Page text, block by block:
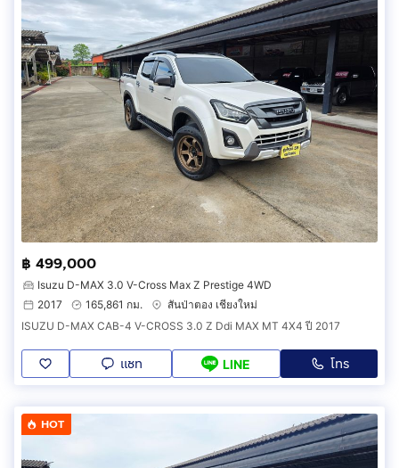
฿ 499,000
Isuzu D-MAX 3.0 V-Cross Max Z Prestige 4WD
2017
165,861 กม.
สันป่าตอง เชียงใหม่
ISUZU D-MAX CAB-4 V-CROSS 3.0 Z Ddi MAX MT 4X4 ปี 2017
แชท LINE โทร
HOT